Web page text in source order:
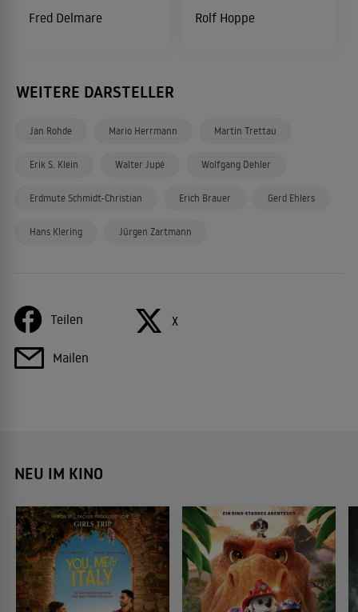
Fred Delmare Rolf Hoppe
WEITERE DARSTELLER
Jan Rohde Mario Herrmann Martin Trettau
Erik S. Klein Walter Jupé Wolfgang Dehler
Erdmute Schmidt-Christian Erich Brauer Gerd Ehlers
Hans Klering Jürgen Zartmann
Teilen X
Mailen
NEU IM KINO